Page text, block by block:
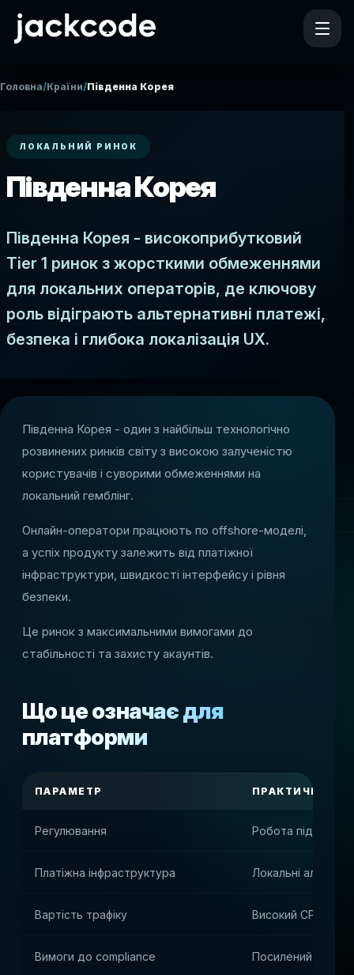
Головна/Країни/Південна Корея
ЛОКАЛЬНИЙ РИНОК
Південна Корея
Південна Корея - високоприбутковий
Tier 1 ринок з жорсткими обмеженнями
для локальних операторів, де ключову
роль відіграють альтернативні платежі,
безпека і глибока локалізація UX.
Південна Корея - один з найбільш технологічно
розвинених ринків світу з високою залученістю
користувачів і суворими обмеженнями на
локальний гемблінг.
Онлайн-оператори працюють по offshore-моделі,
а успіх продукту залежить від платіжної
інфраструктури, швидкості інтерфейсу і рівня
безпеки.
Це ринок з максимальними вимогами до
стабільності та захисту акаунтів.
Що це означає для
платформи
ПАРАМЕТР ПРАКТИЧНИЙ
Регулювання Робота під
Платіжна інфраструктура Локальні
Вартість трафіку Високий CPA і
Вимоги до compliance Посилений KYC і